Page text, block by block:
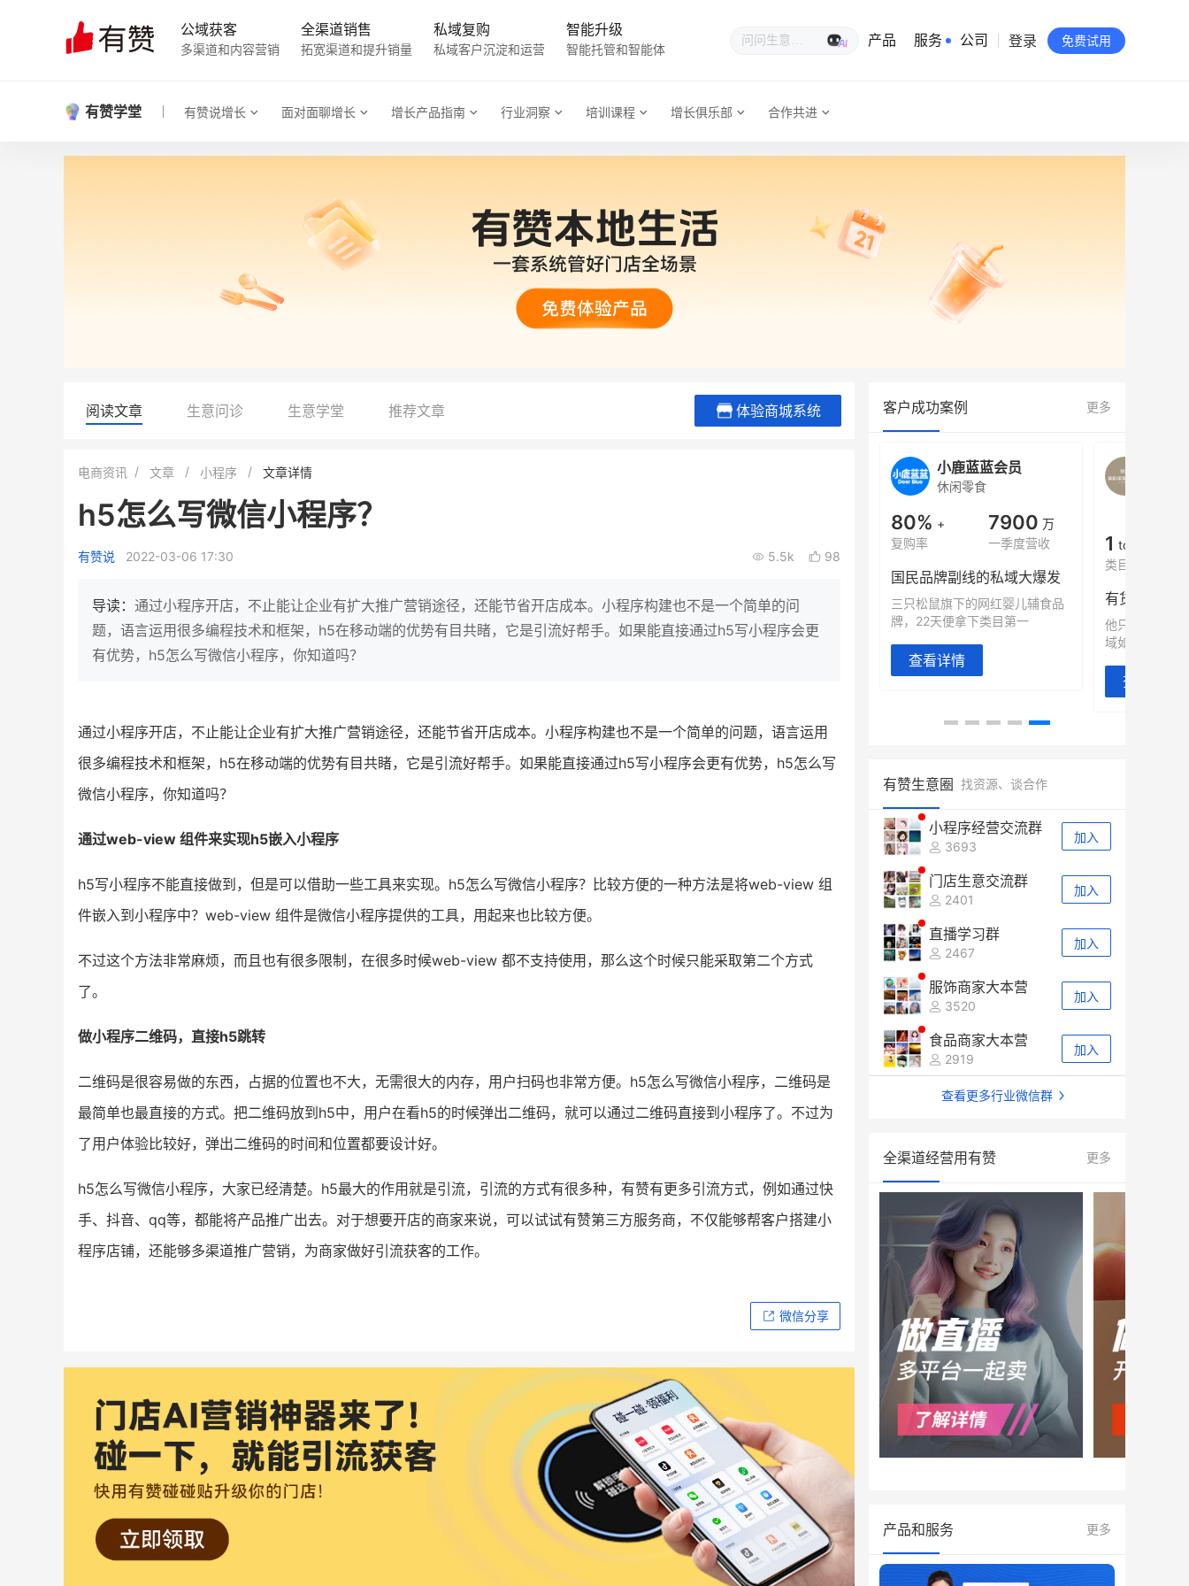
公域获客
多渠道和内容营销
全渠道销售
拓宽渠道和提升销量
私域复购
私域客户沉淀和运营
智能升级
智能托管和智能体
生意专家
产品 服务 公司
有赞公益
站点地图
登录 免费试用
有赞学堂 有赞说增长 面对面聊增长 增长产品指南 行业洞察 培训课程 增长俱乐部 合作共进
阅读文章 生意问诊 生意学堂 推荐文章 体验商城系统
电商资讯 文章 小程序 文章详情
h5怎么写微信小程序？
有赞说 2022-03-06 17:30 5.5k 98
导读： 通过小程序开店，不止能让企业有扩大推广营销途径，还能节省开店成本。小程序构建也不是一个简单的问
题，语言运用很多编程技术和框架，h5在移动端的优势有目共睹，它是引流好帮手。如果能直接通过h5写小程序会更
有优势，h5怎么写微信小程序，你知道吗？
通过小程序开店，不止能让企业有扩大推广营销途径，还能节省开店成本。小程序构建也不是一个简单的问题，语言运用
很多编程技术和框架，h5在移动端的优势有目共睹，它是引流好帮手。如果能直接通过h5写小程序会更有优势，h5怎么写
微信小程序，你知道吗？
通过web-view 组件来实现h5嵌入小程序
h5写小程序不能直接做到，但是可以借助一些工具来实现。h5怎么写微信小程序？比较方便的一种方法是将web-view 组
件嵌入到小程序中？web-view 组件是微信小程序提供的工具，用起来也比较方便。
不过这个方法非常麻烦，而且也有很多限制，在很多时候web-view 都不支持使用，那么这个时候只能采取第二个方式
了。
做小程序二维码，直接h5跳转
二维码是很容易做的东西，占据的位置也不大，无需很大的内存，用户扫码也非常方便。h5怎么写微信小程序，二维码是
最简单也最直接的方式。把二维码放到h5中，用户在看h5的时候弹出二维码，就可以通过二维码直接到小程序了。不过为
了用户体验比较好，弹出二维码的时间和位置都要设计好。
h5怎么写微信小程序，大家已经清楚。h5最大的作用就是引流，引流的方式有很多种，有赞有更多引流方式，例如通过快
手、抖音、qq等，都能将产品推广出去。对于想要开店的商家来说，可以试试有赞第三方服务商，不仅能够帮客户搭建小
程序店铺，还能够多渠道推广营销，为商家做好引流获客的工作。
微信分享
客户成功案例 更多
龙贝莱商城
万
200 %
这家女装连锁如何借有赞破局新
查看详情
谦益香畴旗舰店
30 万
2000
IT精英回乡种地，撬动2000万生
意！
查看详情
私域样本打法！新希望白帝乳业
靠企业微信实现销售额翻 8 倍！
三只松鼠旗下的网红婴儿辅食品
牌，22天便拿下类目第一
BEIESTATE贝易品牌
商城
1 top
2 亿元
有货源没流量？母婴馆如何破局
他只用7年做到平台销冠，转战私
域如何破局？
查看详情
月销
这家女装连锁
零售？
有赞生意圈 找资源、谈合作
小程序经营交流群
3693
加入
门店生意交流群
2401
加入
直播学习群
2467
加入
服饰商家大本营
3520
加入
食品商家大本营
2919
加入
查看更多行业微信群
全渠道经营用有赞 更多
产品和服务 更多